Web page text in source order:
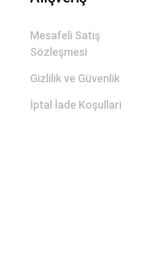
Mesafeli Satış
Sözleşmesi
Gizlilik ve Güvenlik
İptal İade Koşullari